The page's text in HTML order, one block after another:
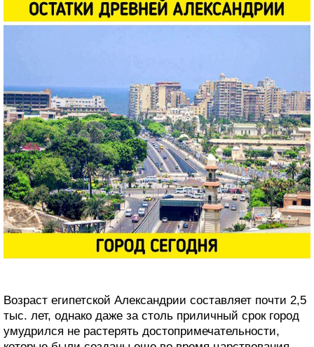
Возраст египетской Александрии составляет почти 2,5
тыс. лет, однако даже за столь приличный срок город
умудрился не растерять достопримечательности,